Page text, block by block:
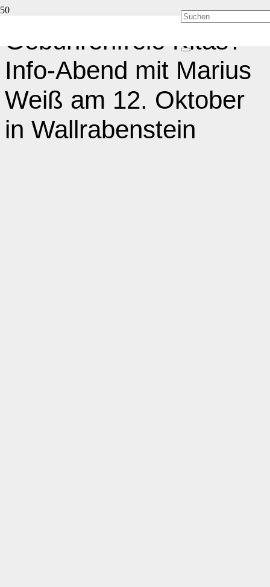
Gebührenfreie Kitas?
Info-Abend mit Marius
Weiß am 12. Oktober
in Wallrabenstein